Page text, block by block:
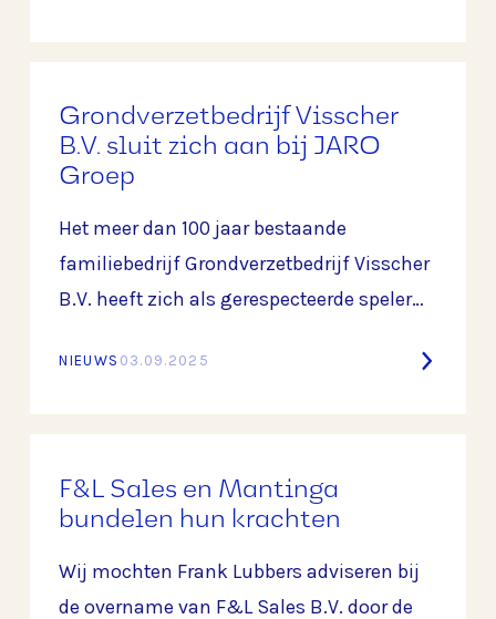
ontwikkeld tot een onderneming die
vakmanschap, innovatie en kwaliteit
combineert.
Grondverzetbedrijf Visscher
B.V. sluit zich aan bij JARO
Groep
Het meer dan 100 jaar bestaande
familiebedrijf Grondverzetbedrijf Visscher
B.V. heeft zich als gerespecteerde speler
en civiele techniek.
NIEUWS 03.09.2025
F&L Sales en Mantinga
bundelen hun krachten
Wij mochten Frank Lubbers adviseren bij
de overname van F&L Sales B.V. door de